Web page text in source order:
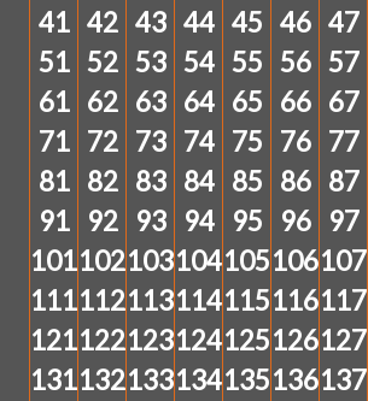
41 42 43 44 45 46 47
51 52 53 54 55 56 57
61 62 63 64 65 66 67
71 72 73 74 75 76 77
81 82 83 84 85 86 87
91
92 93 94 95 96 97
101102103104105106107
111112113114115116117
121122123124125126127
131132133134135136137